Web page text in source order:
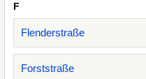
F
Flenderstraße
Forststraße